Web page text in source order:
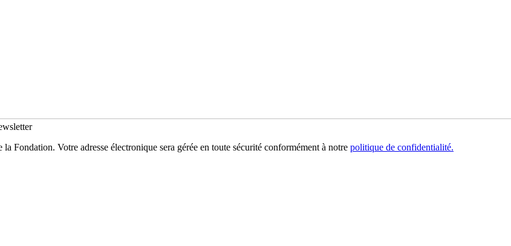
Fondation. Votre adresse électronique sera gérée en toute sécurité conformément à notre politique de confidentialité.